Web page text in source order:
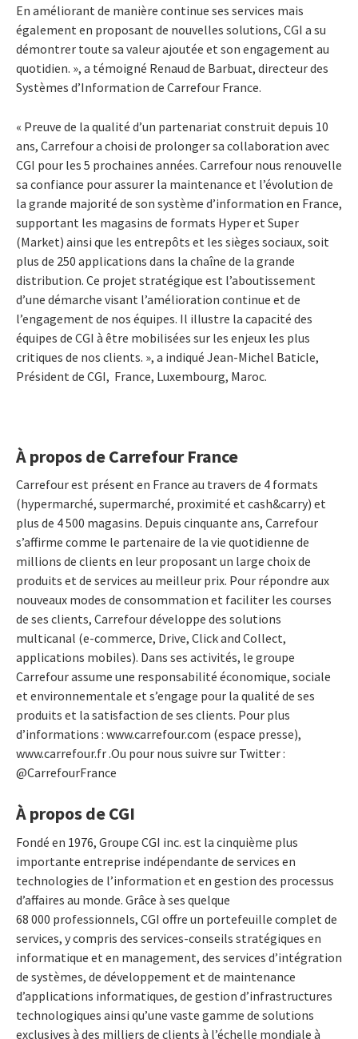
En améliorant de manière continue ses services mais
également en proposant de nouvelles solutions, CGI a su
démontrer toute sa valeur ajoutée et son engagement au
quotidien. », a témoigné Renaud de Barbuat, directeur des
Systèmes d’Information de Carrefour France.
« Preuve de la qualité d’un partenariat construit depuis 10
ans, Carrefour a choisi de prolonger sa collaboration avec
CGI pour les 5 prochaines années. Carrefour nous renouvelle
sa confiance pour assurer la maintenance et l’évolution de
la grande majorité de son système d’information en France,
supportant les magasins de formats Hyper et Super
(Market) ainsi que les entrepôts et les sièges sociaux, soit
plus de 250 applications dans la chaîne de la grande
distribution. Ce projet stratégique est l’aboutissement
d’une démarche visant l’amélioration continue et de
l’engagement de nos équipes. Il illustre la capacité des
équipes de CGI à être mobilisées sur les enjeux les plus
critiques de nos clients. », a indiqué Jean-Michel Baticle,
Président de CGI, France, Luxembourg, Maroc.
À propos de Carrefour France
Carrefour est présent en France au travers de 4 formats
(hypermarché, supermarché, proximité et cash&carry) et
plus de 4 500 magasins. Depuis cinquante ans, Carrefour
s’affirme comme le partenaire de la vie quotidienne de
millions de clients en leur proposant un large choix de
produits et de services au meilleur prix. Pour répondre aux
nouveaux modes de consommation et faciliter les courses
de ses clients, Carrefour développe des solutions
multicanal (e-commerce, Drive, Click and Collect,
applications mobiles). Dans ses activités, le groupe
Carrefour assume une responsabilité économique, sociale
et environnementale et s’engage pour la qualité de ses
produits et la satisfaction de ses clients. Pour plus
d’informations : www.carrefour.com (espace presse),
www.carrefour.fr .Ou pour nous suivre sur Twitter :
@CarrefourFrance
À propos de CGI
Fondé en 1976, Groupe CGI inc. est la cinquième plus
importante entreprise indépendante de services en
technologies de l’information et en gestion des processus
d’affaires au monde. Grâce à ses quelque
68 000 professionnels, CGI offre un portefeuille complet de
services, y compris des services-conseils stratégiques en
informatique et en management, des services d’intégration
de systèmes, de développement et de maintenance
d’applications informatiques, de gestion d’infrastructures
technologiques ainsi qu’une vaste gamme de solutions
exclusives à des milliers de clients à l’échelle mondiale à